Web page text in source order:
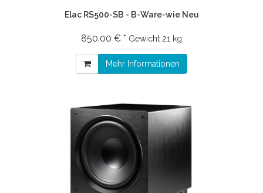
Elac RS500-SB - B-Ware-wie Neu
850.00 € * Gewicht 21 kg
Mehr Informationen